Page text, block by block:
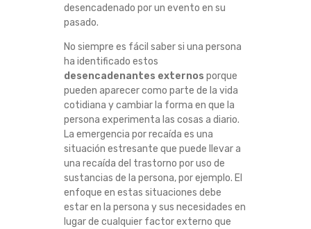
desencadenado por un evento en su
pasado.
No siempre es fácil saber si una persona
ha identificado estos
desencadenantes externos porque
pueden aparecer como parte de la vida
cotidiana y cambiar la forma en que la
persona experimenta las cosas a diario.
La emergencia por recaída es una
situación estresante que puede llevar a
una recaída del trastorno por uso de
sustancias de la persona, por ejemplo. El
enfoque en estas situaciones debe
estar en la persona y sus necesidades en
lugar de cualquier factor externo que